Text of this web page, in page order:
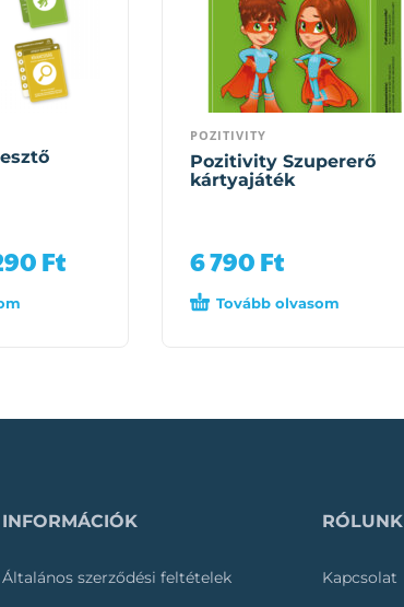
Ft
POZITIVITY
Pozitivity Szupererő
kártyajáték
6 790Ft
Tovább olvasom
INFORMÁCIÓK
Általános szerződési feltételek
RÓLUNK
Kapcsolat